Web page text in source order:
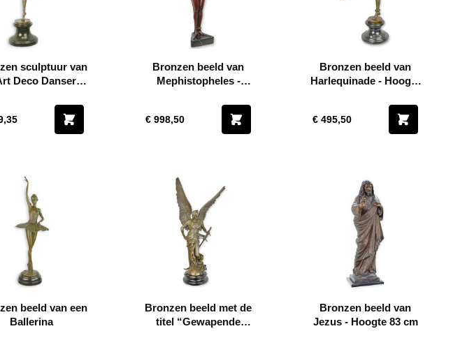
sculptuur van
Deco Danseres
Bronzen beeld van
Mephistopheles -
€ 998,50
Bronzen beeld van
Harlequinade - Hoogte
€ 495,50
beeld van een
Ballerina
Bronzen beeld met de
titel “Gewapende
Bronzen beeld van
Jezus - Hoogte 83 cm